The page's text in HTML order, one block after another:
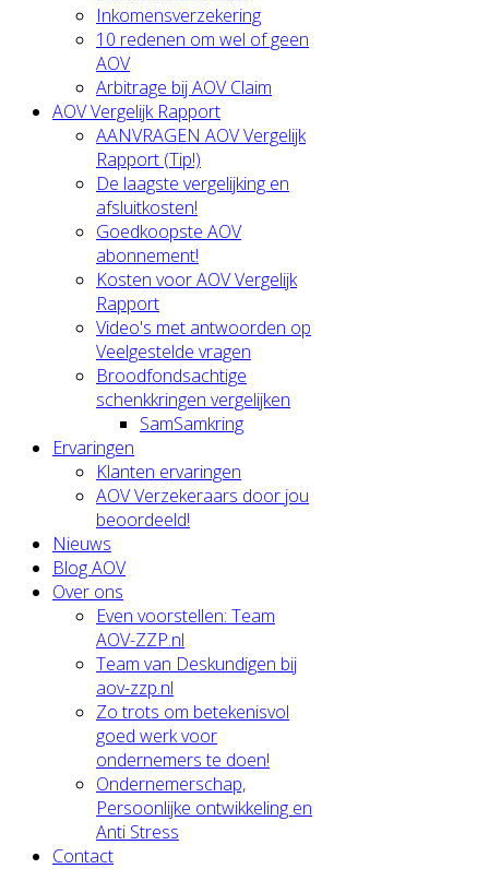
Inkomensverzekering
10 redenen om wel of geen
AOV
Arbitrage bij AOV Claim
AOV Vergelijk Rapport
AANVRAGEN AOV Vergelijk
Rapport (Tip!)
De laagste vergelijking en
afsluitkosten!
Goedkoopste AOV
abonnement!
Kosten voor AOV Vergelijk
Rapport
Video's met antwoorden op
Veelgestelde vragen
Broodfondsachtige
schenkkringen vergelijken
SamSamkring
Ervaringen
Klanten ervaringen
AOV Verzekeraars door jou
beoordeeld!
Nieuws
Blog AOV
Over ons
Even voorstellen: Team
AOV-ZZP.nl
Team van Deskundigen bij
aov-zzp.nl
Zo trots om betekenisvol
goed werk voor
ondernemers te doen!
Ondernemerschap,
Persoonlijke ontwikkeling en
Anti Stress
Contact